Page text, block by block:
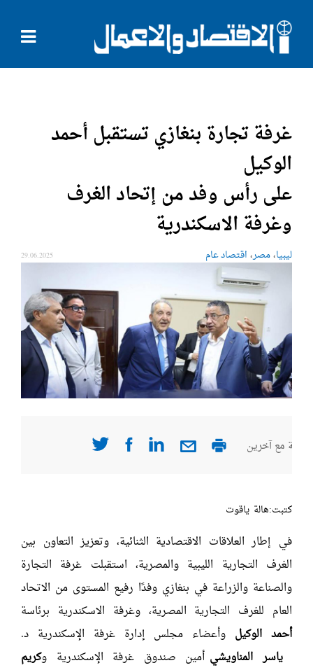
غرفة تجارة بنغازي تستقبل أحمد
الوكيل
على رأس وفد من إتحاد الغرف
وغرفة الاسكندرية
ليبيا،مصر، اقتصاد عام 29.06.2025
مع آخرين
كتبت:هالة ياقوت
في إطار العلاقات الاقتصادية الثنائية، وتعزيز التعاون بين
الغرف التجارية الليبية والمصرية، استقبلت غرفة التجارة
والصناعة والزراعة في بنغازي وفدًا رفيع المستوى من الاتحاد
العام للغرف التجارية المصرية، وغرفة الاسكندرية برئاسة
أحمد الوكيل وأعضاء مجلس إدارة غرفة الإسكندرية د.
ياسر المناويشي أمين صندوق غرفة الإسكندرية وكريم